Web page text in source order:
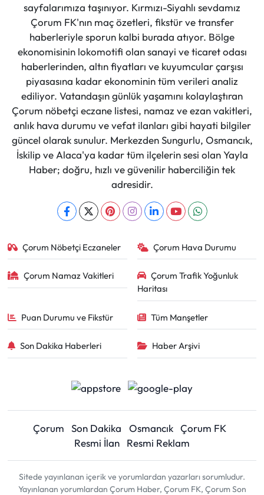
sayfalarımıza taşınıyor. Kırmızı-Siyahlı sevdamız
Çorum FK'nın maç özetleri, fikstür ve transfer
haberleriyle sporun kalbi burada atıyor. Bölge
ekonomisinin lokomotifi olan sanayi ve ticaret odası
haberlerinden, altın fiyatları ve kuyumcular çarşısı
piyasasına kadar ekonominin tüm verileri analiz
ediliyor. Vatandaşın günlük yaşamını kolaylaştıran
Çorum nöbetçi eczane listesi, namaz ve ezan vakitleri,
anlık hava durumu ve vefat ilanları gibi hayati bilgiler
güncel olarak sunulur. Merkezden Sungurlu, Osmancık,
İskilip ve Alaca'ya kadar tüm ilçelerin sesi olan Yayla
Haber; doğru, hızlı ve güvenilir haberciliğin tek
adresidir.
Çorum Nöbetçi Eczaneler Çorum Hava Durumu
Çorum Namaz Vakitleri
Çorum Trafik Yoğunluk
Haritası
Puan Durumu ve Fikstür Tüm Manşetler
Son Dakika Haberleri Haber Arşivi
Çorum Son Dakika Osmancık Çorum FK
Resmi İlan
Resmi Reklam
Sitede yayınlanan içerik ve yorumlardan yazarları sorumludur.
Yayınlanan yorumlardan Çorum Haber, Çorum FK, Çorum Son